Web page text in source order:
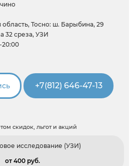
область, Тосно: ш. Барыбина, 29
32 среза, УЗИ
20:00
+7(812) 646-47-13
скидок, льгот и акций
исследование (УЗИ)
от 400 pуб.